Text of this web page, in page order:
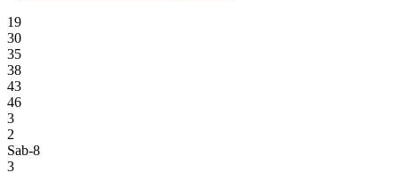
19
30
35
38
43
46
3
2
Sab-8
3